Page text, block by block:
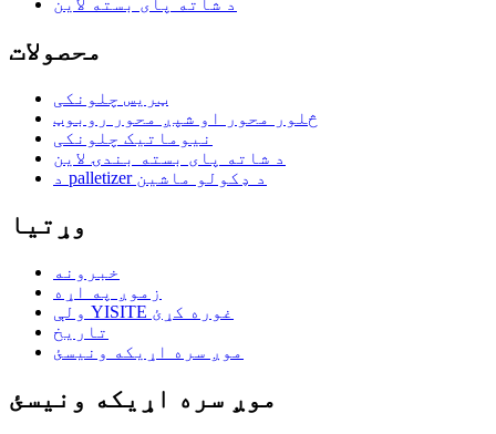
د شاته پای بسته لاین
محصولات
ټریس چلونکی
څلور محور او شپږ محور روبوټ
نیوماتیک چلونکی
د شاته پای بسته بندۍ لاین
د palletizer د ډکولو ماشین
وړتیا
خبرونه
زموږ په اړه
ولې YISITE غوره کړئ
تاریخ
موږ سره اړیکه ونیسئ
موږ سره اړیکه ونیسئ